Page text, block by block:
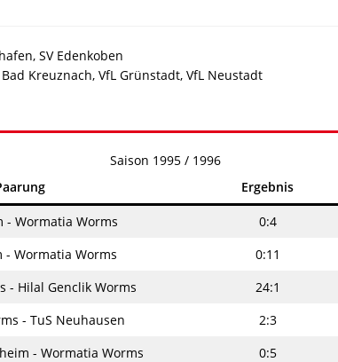
SV Edenkoben
Kreuznach, VfL Grünstadt, VfL Neustadt
Saison 1995 / 1996
Ergebnis
- Wormatia Worms 0:4
- Wormatia Worms 0:11
- Hilal Genclik Worms 24:1
- TuS Neuhausen 2:3
- Wormatia Worms 0:5